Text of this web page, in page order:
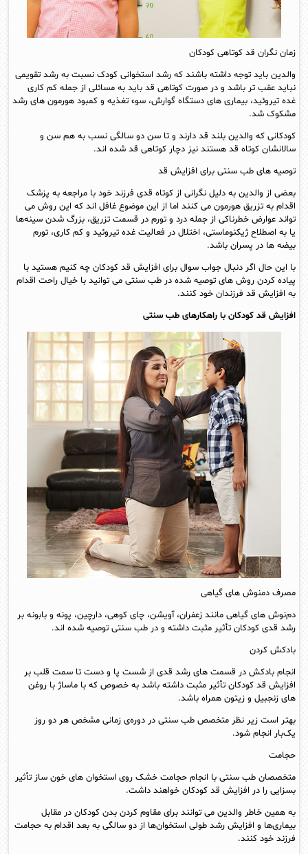
زمان نگران قد کوتاهی کودکان
والدین باید توجه داشته باشند که رشد استخوانی کودک نسبت به رشد تقویمی
نباید عقب‌ تر باشد و در صورت کوتاهی قد باید به مسائلی از جمله کم کاری
غده‌ تیروئید، بیماری‌ های دستگاه گوارش، سوء تغذیه و کمبود هورمون‌ های رشد
مشکوک شد.
کودکانی که والدین بلند قد دارند و تا سن دو سالگی نسب به هم سن و
سالانشان کوتاه قد هستند نیز دچار کوتاهی قد شده‌ اند.
توصیه‌ های طب سنتی برای افزایش قد
بعضی از والدین به دلیل نگرانی از کوتاه قدی فرزند خود با مراجعه به پزشک
اقدام به تزریق هورمون می‌ کنند اما از این موضوع غافل‌ اند که این روش می‌
تواند عوارض خطرناکی از جمله درد و تورم در قسمت تزریق، بزرگ شدن سینه‌ها
یا به اصطلاح ژیکنوماستی، اختلال در فعالیت غده‌ تیروئید و کم کاری، تورم
بیضه‌ ها در پسران باشد.
با این حال اگر دنبال جواب سوال برای افزایش قد کودکان چه کنیم هستید با
پیاده کردن روش‌ های توصیه شده در طب سنتی می‌ توانید با خیال راحت اقدام
به افزایش قد فرزندان خود کنند.
افزایش قد کودکان با راهکارهای طب سنتی
مصرف دمنوش های گیاهی
دم‌نوش های گیاهی مانند زعفران، آویشن، چای کوهی، دارچین، پونه و بابونه بر
رشد قدی کودکان تأثیر مثبت داشته و در طب سنتی توصیه شده‌ اند.
بادکش کردن
انجام بادکش در قسمت‌ های رشد قدی از شست پا و دست تا سمت قلب بر
افزایش قد کودکان تأثیر مثبت داشته باشد به خصوص که با ماساژ با روغن‌
های زنجبیل و زیتون همراه باشد.
بهتر است زیر نظر متخصص طب سنتی در دوره‌ی زمانی مشخص هر دو روز
یک‌بار انجام شود.
حجامت
متخصصان طب سنتی با انجام حجامت خشک روی استخوان‌ های خون ساز تأثیر
بسزایی را در افزایش قد کودکان خواهند داشت.
به همین خاطر والدین می‌ توانند برای مقاوم کردن بدن کودکان در مقابل
بیماری‌ها و افزایش رشد طولی استخوان‌ها از دو سالگی به بعد اقدام به حجامت
فرزند خود کنند.